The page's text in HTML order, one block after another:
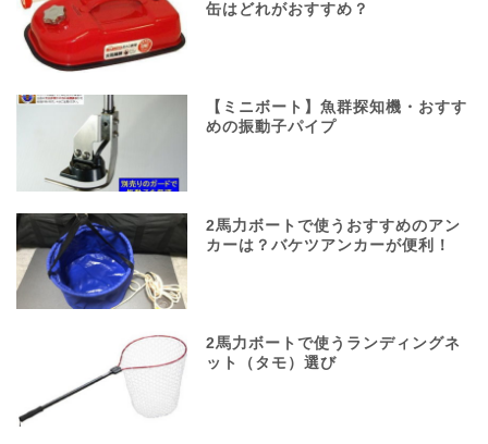
缶はどれがおすすめ？
【ミニボート】魚群探知機・おすす
めの振動子パイプ
2馬力ボートで使うおすすめのアン
カーは？バケツアンカーが便利！
2馬力ボートで使うランディングネ
ット（タモ）選び